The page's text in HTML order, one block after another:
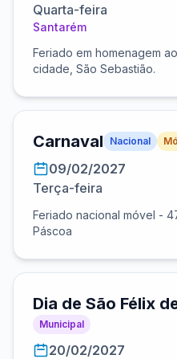
Quarta-feira
Santarém
Feriado em homenagem
cidade, São Sebastião.
Carnaval Nacional
09/02/2027
Terça-feira
Feriado nacional móvel -
Páscoa
Dia de São Félix
Municipal
20/02/2027